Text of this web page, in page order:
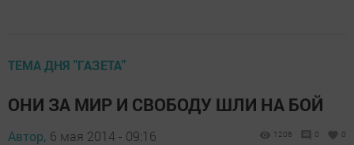
ТЕМА ДНЯ "ГАЗЕТА"
ОНИ ЗА МИР И СВОБОДУ ШЛИ НА БОЙ
Автор, 6 мая 2014 - 09:16 1206 0 0